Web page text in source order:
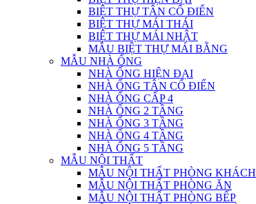
BIỆT THỰ TÂN CỔ ĐIỂN
BIỆT THỰ MÁI THÁI
BIỆT THỰ MÁI NHẬT
MẪU BIỆT THỰ MÁI BẰNG
MẪU NHÀ ỐNG
NHÀ ỐNG HIỆN ĐẠI
NHÀ ỐNG TÂN CỔ ĐIỂN
NHÀ ỐNG CẤP 4
NHÀ ỐNG 2 TẦNG
NHÀ ỐNG 3 TẦNG
NHÀ ỐNG 4 TẦNG
NHÀ ỐNG 5 TẦNG
MẪU NỘI THẤT
MẪU NỘI THẤT PHÒNG KHÁCH
MẪU NỘI THẤT PHÒNG ĂN
MẪU NỘI THẤT PHÒNG BẾP